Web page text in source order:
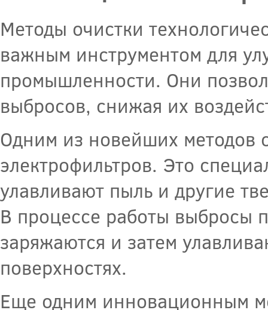
Методы очистки
важным инструментом для
промышленности. Они
выбросов, снижая их
Одним из новейших методов
электрофильтров. Это
улавливают пыль и другие
В процессе работы выбросы
заряжаются и затем
поверхностях.
Еще одним инновационным